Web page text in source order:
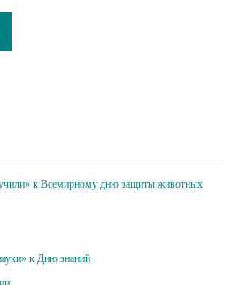
к Всемирному дню защиты животных
к Дню знаний